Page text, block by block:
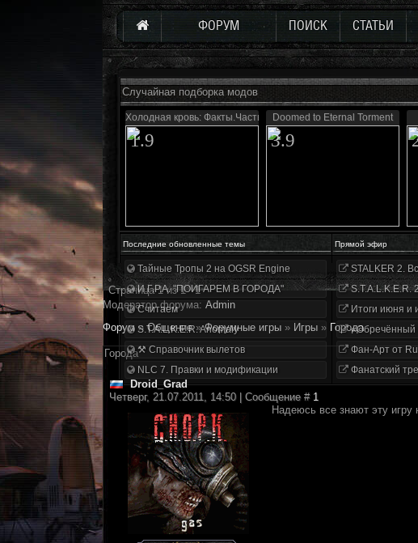
ФОРУМ ПОИСК СТАТЬИ
Случайная подборка модов
Холодная кровь: Факты.Часть первая
1.9
Doomed to Eternal Torment
3.9
Последние обновленные темы Прямой эфир
Тайные Тропы 2 на OGSR Engine
И.Г.Р.А. "ПОИГАРЕМ В ГОРОДА"
Считаем
S.T.A.L.K.E.R. Anomaly
⚒ Справочник вылетов
NLC 7. Правки и модификации
STALKER 2.
S.T.A.L.K.E.R.
Итоги июня и
«Обречённый
Фан-Арт от
Фанатский
Страница1из1
1
Модератор форума: Аdmin
Форум » Общение » Форумные игры » Игры » Города
Города
Droid_Grad
Четверг, 21.07.2011, 14:50 | Сообщение # 1
Надеюсь все знают эту игру